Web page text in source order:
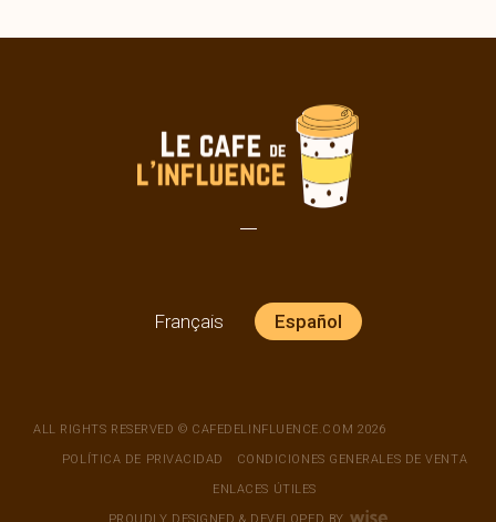
Français Español
ALL RIGHTS RESERVED © CAFEDELINFLUENCE.COM 2026
POLÍTICA DE PRIVACIDAD CONDICIONES GENERALES DE VENTA
ENLACES ÚTILES